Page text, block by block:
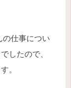
の仕事につい
したので、
。